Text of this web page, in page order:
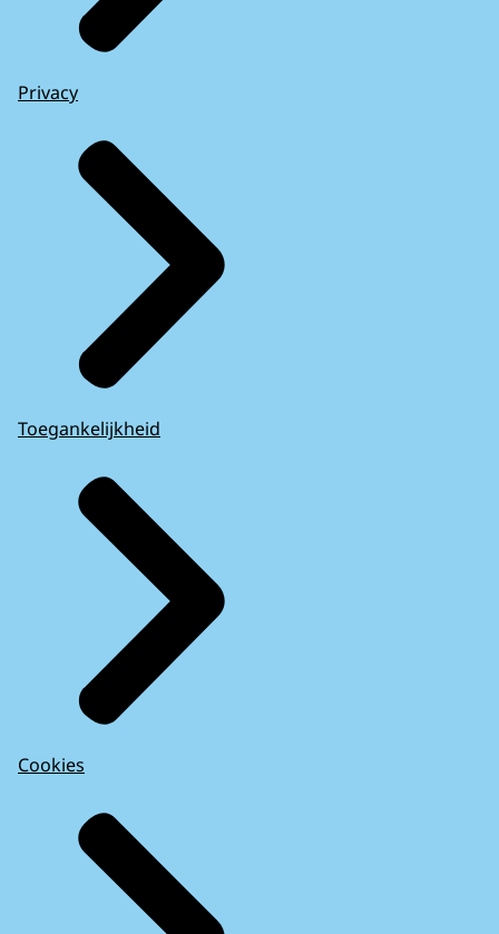
Privacy
Toegankelijkheid
Cookies